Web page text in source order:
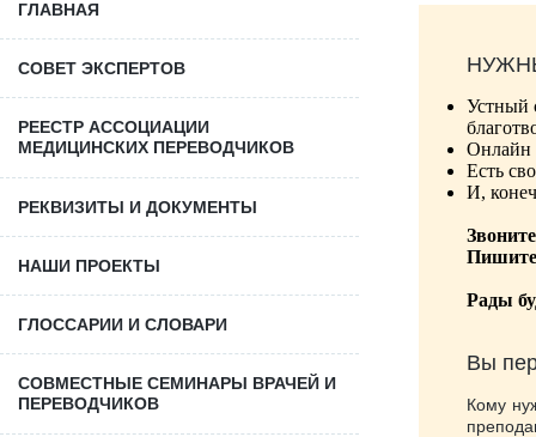
Устный
Онлайн
Есть
И,
Рады
Вы
Кому
ГЛАВНАЯ
СОВЕТ ЭКСПЕРТОВ
РЕЕСТР АССОЦИАЦИИ
МЕДИЦИНСКИХ ПЕРЕВОДЧИКОВ
РЕКВИЗИТЫ И ДОКУМЕНТЫ
НАШИ ПРОЕКТЫ
ГЛОССАРИИ И СЛОВАРИ
СОВМЕСТНЫЕ СЕМИНАРЫ ВРАЧЕЙ И
ПЕРЕВОДЧИКОВ